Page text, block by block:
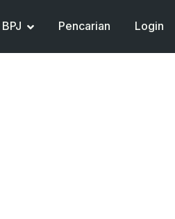
BPJ Pencarian Login